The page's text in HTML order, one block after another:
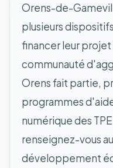
Orens-de-
plusieurs
financer leur projet
communauté
Orens fait partie,
programmes
numérique des
renseignez-vous
développement